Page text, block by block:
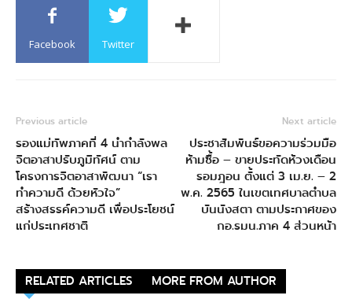
Facebook Twitter
Previous article
รองแม่ทัพภาคที่ 4 นำกำลังพล
จิตอาสาปรับภูมิทัศน์ ตาม
โครงการจิตอาสาพัฒนา “เรา
ทำความดี ด้วยหัวใจ”
สร้างสรรค์ความดี เพื่อประโยชน์
แก่ประเทศชาติ
Next article
ประชาสัมพันธ์ขอความร่วมมือ
ห้ามซื้อ – ขายประทัดห้วงเดือน
รอมฎอน ตั้งแต่ 3 เม.ย. – 2
พ.ค. 2565 ในเขตเทศบาลตำบล
บันนังสตา ตามประกาศของ
กอ.รมน.ภาค 4 ส่วนหน้า
RELATED ARTICLES MORE FROM AUTHOR